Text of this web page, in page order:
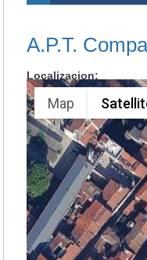
A.P.T.
Localizacion:
Map